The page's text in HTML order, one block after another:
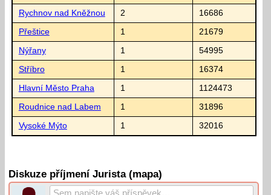
Rychnov nad Kněžnou 2 16686
Přeštice 1 21679
Nýřany 1 54995
Stříbro 1 16374
Hlavní Město Praha 1 1124473
Roudnice nad Labem 1 31896
Vysoké Mýto 1 32016
Diskuze příjmení Jurista (mapa)